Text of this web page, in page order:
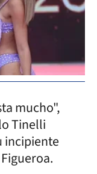
mucho",
Tinelli
incipiente